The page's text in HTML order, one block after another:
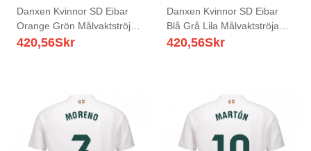
Danxen Kvinnor SD Eibar
Orange Grön Målvaktströja
2025/26 T-tröja
420,56Skr
Danxen Kvinnor SD Eibar
Blå Grå Lila Målvaktströja
2025/26 T-tröja
420,56Skr